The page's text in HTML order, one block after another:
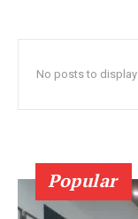
No posts to display
Popular